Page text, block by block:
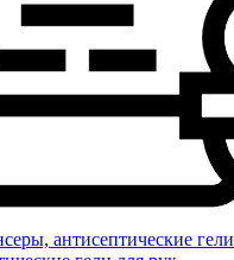
антисептические гели